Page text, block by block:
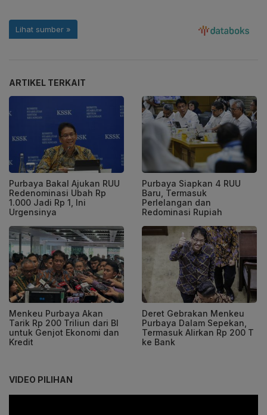
ARTIKEL TERKAIT
Purbaya Bakal Ajukan RUU
Redenominasi Ubah Rp
1.000 Jadi Rp 1, Ini
Urgensinya
Purbaya Siapkan 4 RUU
Baru, Termasuk
Perlelangan dan
Redominasi Rupiah
Menkeu Purbaya Akan
Tarik Rp 200 Triliun dari BI
untuk Genjot Ekonomi dan
Kredit
Deret Gebrakan Menkeu
Purbaya Dalam Sepekan,
Termasuk Alirkan Rp 200 T
ke Bank
VIDEO PILIHAN